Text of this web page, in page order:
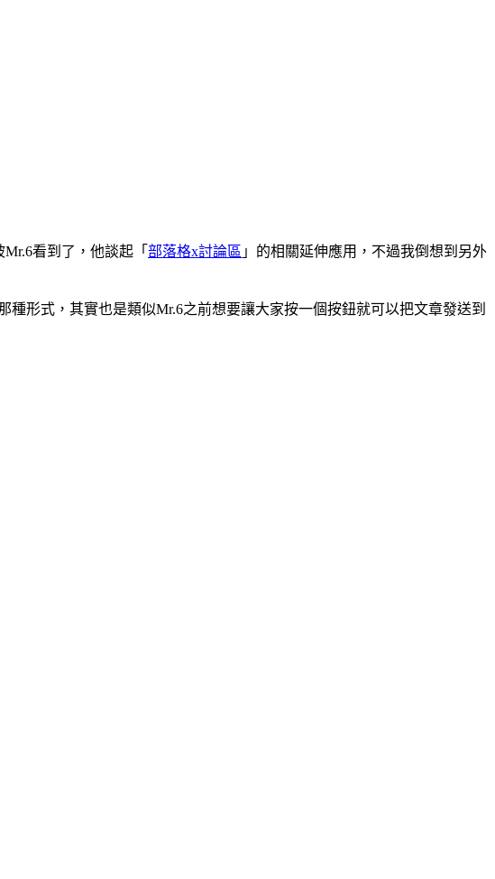
Mr.6看到了，他談起「 部落格x討論區 」的相關延伸應用，不過我倒想到另外
形式，其實也是類似Mr.6之前想要讓大家按一個按鈕就可以把文章發送到